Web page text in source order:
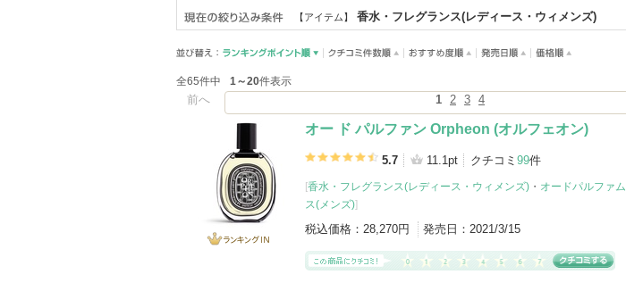
【アイテム】 香水・フレグランス(レディース・ウィメンズ)
全65件中 1～20件表示
前へ 1 2 3 4
オー ド パルファン Orpheon (オルフェオン)
5.7 11.1pt クチコミ 99件
[香水・フレグランス(レディース・ウィメンズ) ・ オードパルファム
ス(メンズ)]
税込価格： 28,270円 発売日： 2021/3/15